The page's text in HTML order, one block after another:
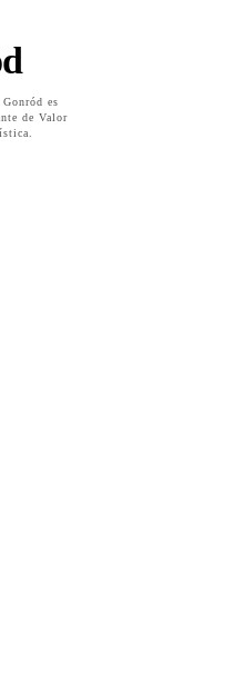
es
de Valor